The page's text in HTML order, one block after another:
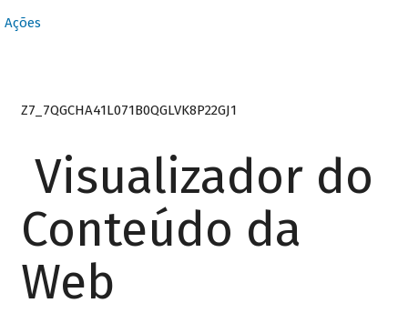
Ações
Z7_7QGCHA41L071B0QGLVK8P22GJ1
Visualizador do
Conteúdo da
Web